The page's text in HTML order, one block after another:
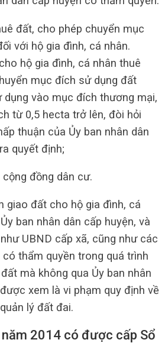
đất, cho phép chuyển mục
với hộ gia đình, cá nhân.
hộ gia đình, cá nhân thuê
mục đích sử dụng đất
dụng vào mục đích thương mại,
từ 0,5 hecta trở lên, đòi hỏi
thuận của Ủy ban nhân dân
quyết định;
đồng dân cư.
giao đất cho hộ gia đình, cá
ban nhân dân cấp huyện, và
UBND cấp xã, cũng như các
thẩm quyền trong quá trình
mà không qua Ủy ban nhân
xem là vi phạm quy định về
lý đất đai.
2014 có được cấp Sổ